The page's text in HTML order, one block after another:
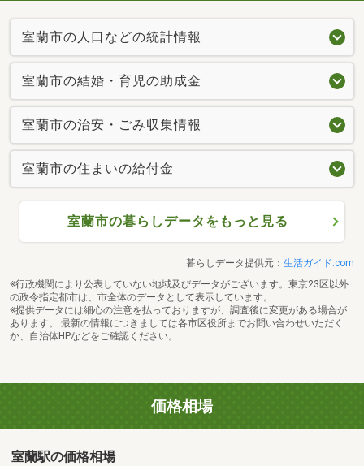
室蘭市の人口などの統計情報
室蘭市の結婚・育児の助成金
室蘭市の治安・ごみ収集情報
室蘭市の住まいの給付金
室蘭市の暮らしデータをもっと見る
暮らしデータ提供元： 生活ガイド.com
※行政機関により公表していない地域及びデータがございます。東京23区以外
の政令指定都市は、市全体のデータとして表示しています。
※提供データには細心の注意を払っておりますが、調査後に変更がある場合が
あります。 最新の情報につきましては各市区役所までお問い合わせいただく
か、自治体HPなどをご確認ください。
価格相場
室蘭駅の価格相場